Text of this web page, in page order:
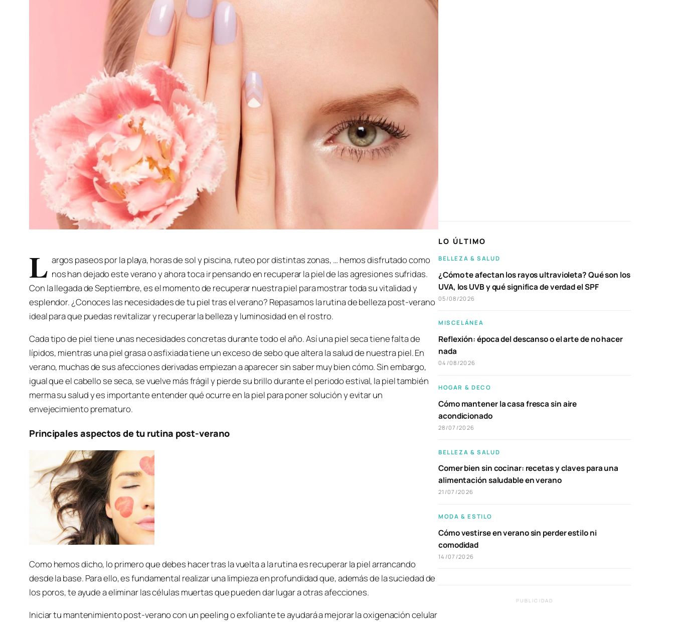
L argos paseos por la playa, horas de sol y piscina, ruteo por distintas zonas, … hemos disfrutado como
nos han dejado este verano y ahora toca ir pensando en recuperar la piel de las agresiones sufridas.
Con la llegada de Septiembre, es el momento de recuperar nuestra piel para mostrar toda su vitalidad y
esplendor. ¿Conoces las necesidades de tu piel tras el verano? Repasamos la rutina de belleza post-verano
ideal para que puedas revitalizar y recuperar la belleza y luminosidad en el rostro.
Cada tipo de piel tiene unas necesidades concretas durante todo el año. Así una piel seca tiene falta de
lípidos, mientras una piel grasa o asfixiada tiene un exceso de sebo que altera la salud de nuestra piel. En
verano, muchas de sus afecciones derivadas empiezan a aparecer sin saber muy bien cómo. Sin embargo,
igual que el cabello se seca, se vuelve más frágil y pierde su brillo durante el periodo estival, la piel también
merma su salud y es importante entender qué ocurre en la piel para poner solución y evitar un
envejecimiento prematuro.
Principales aspectos de tu rutina post-verano
Como hemos dicho, lo primero que debes hacer tras la vuelta a la rutina es recuperar la piel arrancando
desde la base. Para ello, es fundamental realizar una limpieza en profundidad que, además de la suciedad de
los poros, te ayude a eliminar las células muertas que pueden dar lugar a otras afecciones.
Iniciar tu mantenimiento post-verano con un peeling o exfoliante te ayudará a mejorar la oxigenación celular
LO ÚLTIMO
BELLEZA & SALUD
¿Cómo te afectan los rayos ultravioleta? Qué son los
UVA, los UVB y qué significa de verdad el SPF
05/08/2026
MISCELÁNEA
Reflexión: época del descanso o el arte de no hacer
nada
04/08/2026
HOGAR & DECO
Cómo mantener la casa fresca sin aire
acondicionado
28/07/2026
BELLEZA & SALUD
Comer bien sin cocinar: recetas y claves para una
alimentación saludable en verano
21/07/2026
MODA & ESTILO
Cómo vestirse en verano sin perder estilo ni
comodidad
14/07/2026
PUBLICIDAD